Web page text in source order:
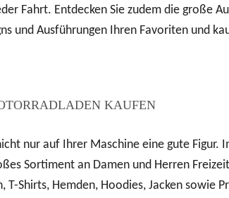
Fahrt. Entdecken Sie zudem die große
und Ausführungen Ihren Favoriten und
KAUFEN
nur auf Ihrer Maschine eine gute
Sortiment an Damen und Herren
Shirts, Hemden, Hoodies, Jacken sowie